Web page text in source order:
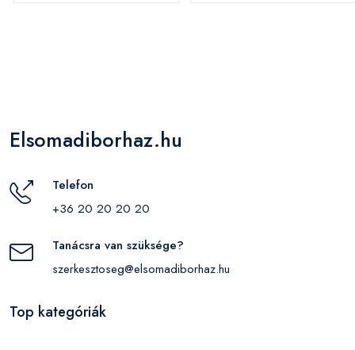
Elsomadiborhaz.hu
Telefon
+36 20 20 20 20
Tanácsra van szüksége?
szerkesztoseg@elsomadiborhaz.hu
Top kategóriák